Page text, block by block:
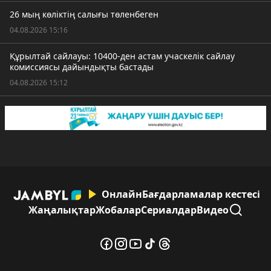
26 мың көліктің салығы төленбеген
04.08.2026 15:16
Құрылтай сайлауы: 10400-ден астам учаскелік сайлау
комиссиясы дайындықты бастады
04.08.2026 15:12
ОнлайнБағдарламалар кестесі
ЖаңалықтарЖобаларСериалдарВидео